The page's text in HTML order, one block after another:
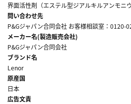
界面活性剤（エステル型ジアルキルアンモニ
問い合わせ先
P&Gジャパン合同会社 お客様相談室：0120-
メーカー名(製造販売会社)
P&Gジャパン合同会社
ブランド名
Lenor
原産国
日本
広告文責